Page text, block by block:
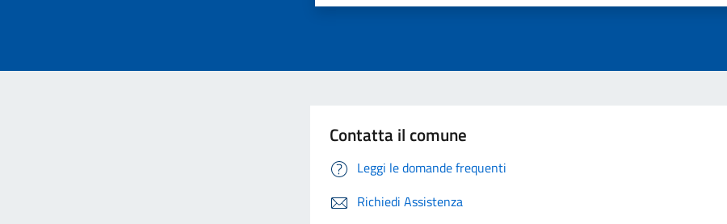
Contatta il comune
Leggi le domande frequenti
Richiedi Assistenza